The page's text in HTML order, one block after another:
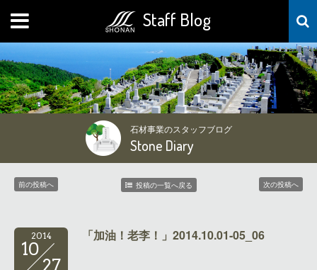
Staff Blog
MENU
石材事業のスタッフブログ
Stone Diary
前の投稿へ 投稿の一覧へ戻る 次の投稿へ
2014
10
27
「加油！老李！」2014.10.01-05_06